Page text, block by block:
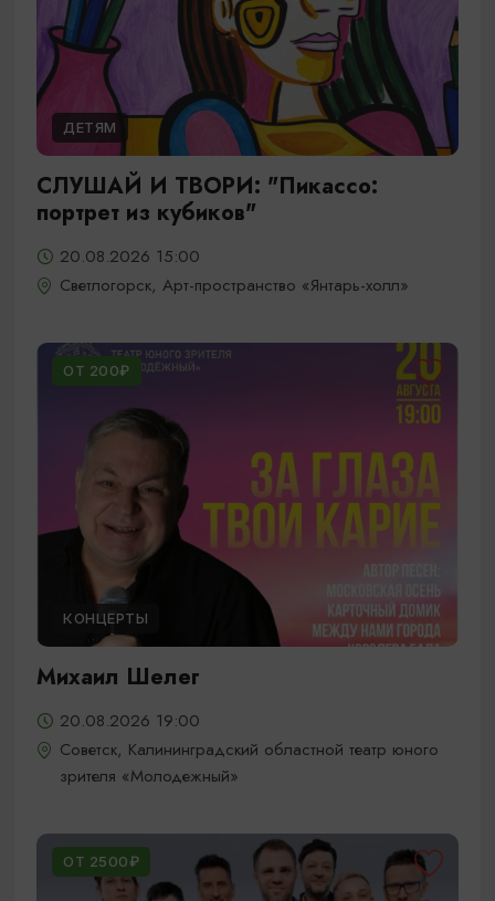
ДЕТЯМ
СЛУШАЙ И ТВОРИ: "Пикассо:
портрет из кубиков"
20.08.2026 15:00
Светлогорск, Арт-пространство «Янтарь-холл»
ОТ 200₽
КОНЦЕРТЫ
Михаил Шелег
20.08.2026 19:00
Советск, Калининградский областной театр юного
зрителя «Молодежный»
ОТ 2500₽